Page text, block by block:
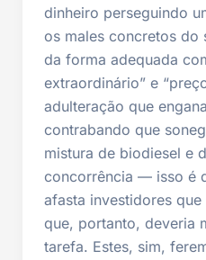
dinheiro perseguindo
os males concretos do
da forma adequada
extraordinário” e
adulteração que
contrabando que
mistura de biodiesel e
concorrência — isso é
afasta investidores
que, portanto, deveria
tarefa. Estes, sim,